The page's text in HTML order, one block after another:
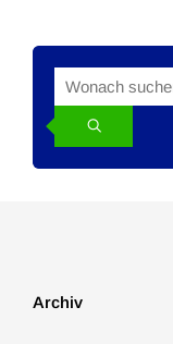
Suche
in
den
Suchbegriff
Archiv